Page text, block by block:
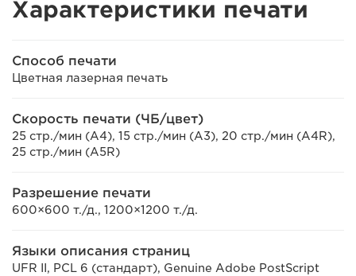
Характеристики печати
Способ печати
Цветная лазерная печать
Скорость печати (ЧБ/цвет)
25 стр./мин (A4), 15 стр./мин (A3), 20 стр./мин (A4R),
25 стр./мин (A5R)
Разрешение печати
600×600 т./д., 1200×1200 т./д.
Языки описания страниц
UFR II, PCL 6 (стандарт), Genuine Adobe PostScript